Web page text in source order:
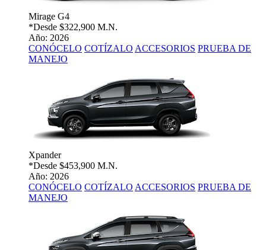
Mirage G4
*Desde $322,900 M.N.
Año: 2026
CONÓCELO COTÍZALO ACCESORIOS PRUEBA DE
MANEJO
Xpander
*Desde $453,900 M.N.
Año: 2026
CONÓCELO COTÍZALO ACCESORIOS PRUEBA DE
MANEJO